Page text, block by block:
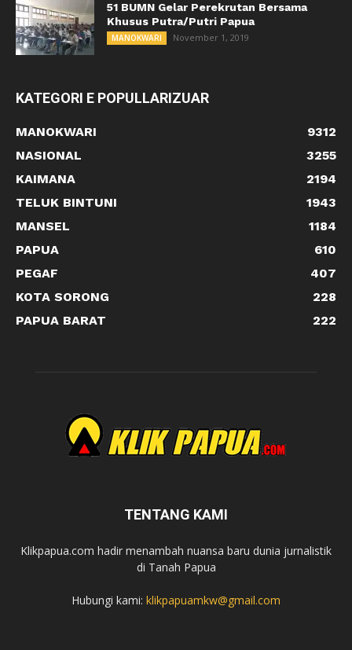
51 BUMN Gelar Perekrutan Bersama
Khusus Putra/Putri Papua
MANOKWARI November 1, 2019
KATEGORI E POPULLARIZUAR
MANOKWARI
9312
NASIONAL
3255
KAIMANA
2194
TELUK BINTUNI
1943
MANSEL
1184
PAPUA
610
PEGAF
407
KOTA SORONG
228
PAPUA BARAT
222
TENTANG KAMI
Klikpapua.com hadir menambah nuansa baru dunia jurnalistik
di Tanah Papua
Hubungi kami: klikpapuamkw@gmail.com